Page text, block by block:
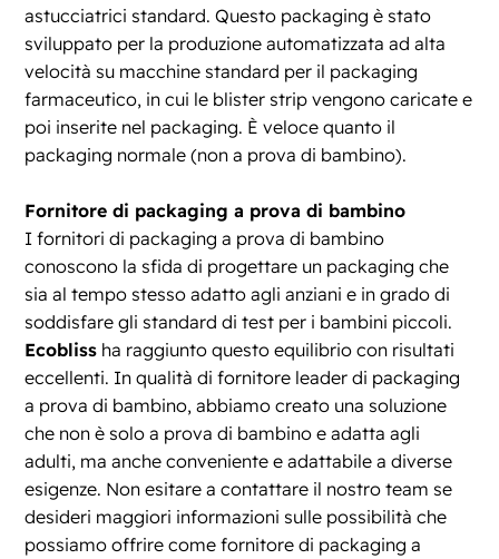
astucciatrici standard. Questo packaging è stato
sviluppato per la produzione automatizzata ad alta
velocità su macchine standard per il packaging
farmaceutico, in cui le blister strip vengono caricate e
poi inserite nel packaging. È veloce quanto il
packaging normale (non a prova di bambino).
Fornitore di packaging a prova di bambino
I fornitori di packaging a prova di bambino
conoscono la sfida di progettare un packaging che
sia al tempo stesso adatto agli anziani e in grado di
soddisfare gli standard di test per i bambini piccoli.
Ecobliss ha raggiunto questo equilibrio con risultati
eccellenti. In qualità di fornitore leader di packaging
a prova di bambino, abbiamo creato una soluzione
che non è solo a prova di bambino e adatta agli
adulti, ma anche conveniente e adattabile a diverse
esigenze. Non esitare a contattare il nostro team se
desideri maggiori informazioni sulle possibilità che
possiamo offrire come fornitore di packaging a